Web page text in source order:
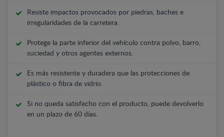
Resiste impactos provocados por piedras, baches e
irregularidades de la carretera.
Protege la parte inferior del vehículo contra polvo, barro,
suciedad y otros agentes externos.
Es más resistente y duradera que las protecciones de
plástico o fibra de vidrio.
Si no queda satisfecho con el producto, puede devolverlo
en un plazo de 60 días.